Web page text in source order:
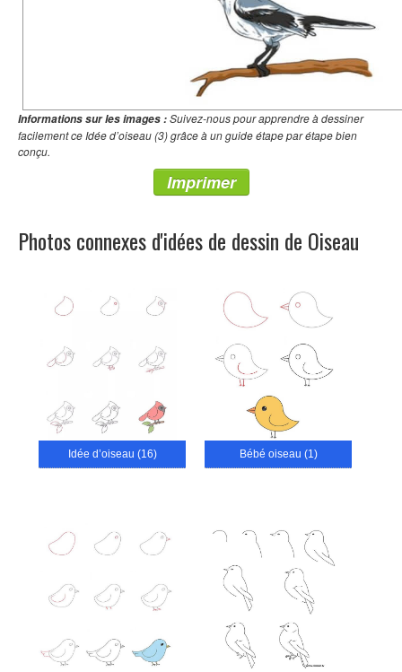
Informations sur les images :Suivez-nous pour apprendre à dessiner
facilement ce Idée d’oiseau (3) grâce à un guide étape par étape bien
conçu.
Imprimer
Photos connexes d'idées de dessin de Oiseau
Idée d’oiseau (16) Bébé oiseau (1)